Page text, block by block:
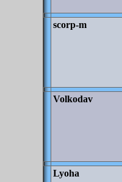
scorp-m
Volkodav
Lyoha